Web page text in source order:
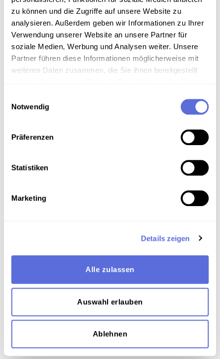
zu können und die Zugriffe auf unsere Website zu
analysieren. Außerdem geben wir Informationen zu Ihrer
Verwendung unserer Website an unsere Partner für
soziale Medien, Werbung und Analysen weiter. Unsere
Partner führen diese Informationen möglicherweise mit
weiteren Daten zusammen, die Sie ihnen bereitgestellt
Notwendig
Präferenzen
Statistiken
Marketing
Details zeigen
Alle zulassen
Auswahl erlauben
Ablehnen
Information
Inhalt
Nachrichten
Sammlung Radio Mitschnitte der Österreichischen
Mediathek
Schlagworte
Politik ,Politik Österreich
Außenpolitik,Diplomatie,United Nations
Friede Radiosendung-Mitschnitt
Teil der Sammlung